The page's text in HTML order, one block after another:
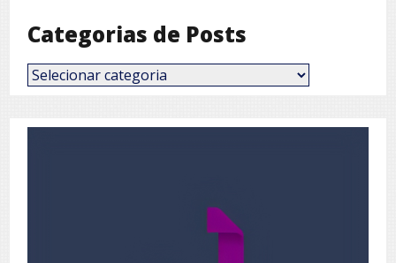
Categorias de Posts
Categorias
de